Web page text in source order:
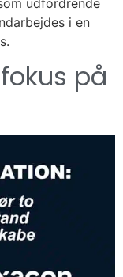
i en
på